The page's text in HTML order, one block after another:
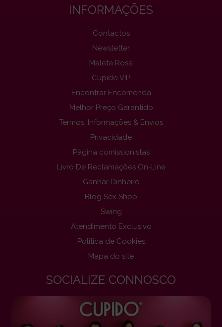
INFORMAÇÕES
Contactos
Newsletter
Maleta Rosa
Cupido VIP
Encontrar Encomenda
Melhor Preço Garantido
Termos, Informações & Envios
Privacidade
Página comissionistas
Livro De Reclamações On-Line
Ganhar Dinheiro
Blog Sex Shop
Swing
Atendimento Exclusivo
Politica de Cookies
Mapa do site
SOCIALIZE CONNOSCO